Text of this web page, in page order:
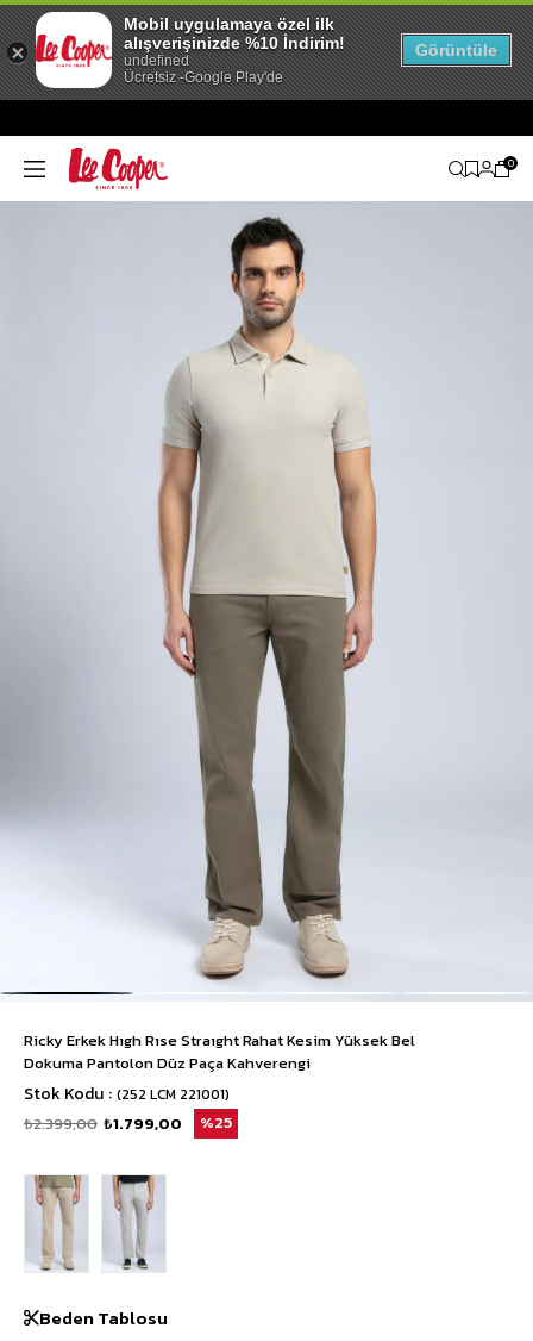
0
Ricky Erkek Hıgh Rıse Straıght Rahat Kesim Yüksek Bel
Dokuma Pantolon Düz Paça Kahverengi
Stok Kodu (252 LCM 221001)
₺2.399,00 ₺1.799,00 25
Beden Tablosu
Mobil uygulamaya özel ilk
alışverişinizde %10 İndirim!
undefined
Ücretsiz -Google Play'de
Görüntüle